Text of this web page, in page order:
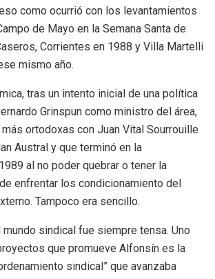
como ocurrió con los levantamientos
de Mayo en la Semana Santa de
Corrientes en 1988 y Villa Martelli
mismo año.
tras un intento inicial de una política
Grinspun como ministro del área,
ortodoxas con Juan Vital Sourrouille
Austral y que terminó en la
al no poder quebrar o tener la
enfrentar los condicionamiento del
Tampoco era sencillo.
mundo sindical fue siempre tensa. Uno
que promueve Alfonsín es la
sindical” que avanzaba